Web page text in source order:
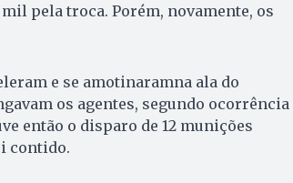
pela troca. Porém, novamente, os
e se amotinaramna ala do
os agentes, segundo ocorrência
então o disparo de 12 munições
contido.